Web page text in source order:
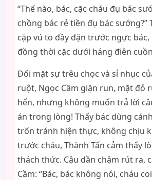
“Thế nào, bác, cặc cháu đụ bác
chồng bác rẻ tiền đụ bác sướng?”
cặp vú to đầy đặn trước ngực
đồng thời cặc dưới háng điên
Đối mặt sự trêu chọc và sỉ nhục
ruột, Ngọc Cầm giận run, mặt đỏ
hển, nhưng không muốn trả lời
án trong lòng! Thấy bác dùng
trốn tránh hiện thực, không chịu
trước cháu, Thành Tấn cảm thấy
thách thức. Cậu dần chậm rút ra,
Cầm: “Bác, bác không nói, cháu